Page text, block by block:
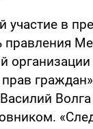
в
правления
Волга